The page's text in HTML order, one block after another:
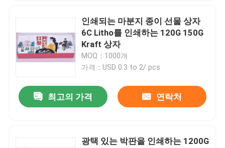
인쇄되는 마분지 종이 선물 상자
6C Litho를 인쇄하는 120G 150G
Kraft 상자
MOQ：1000개
가격：USD 0.3 to 2/ pcs
최고의 가격 연락처
광택 있는 박판을 인쇄하는 1200G